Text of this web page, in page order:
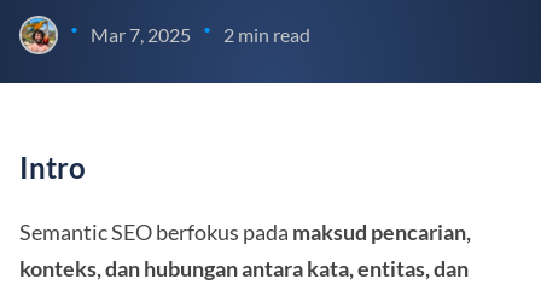
• Mar 7, 2025 • 2 min read
Intro
Semantic SEO berfokus pada maksud pencarian,
konteks, dan hubungan antara kata, entitas, dan